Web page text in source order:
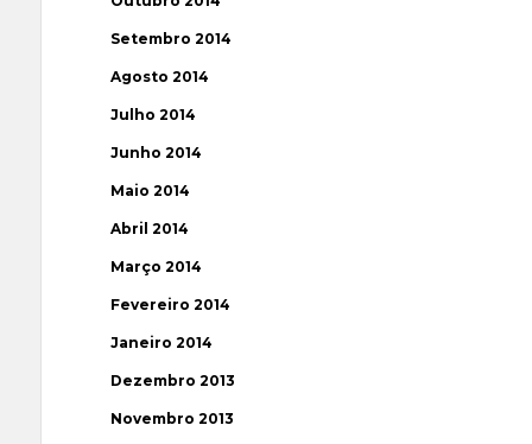
Setembro 2014
Agosto 2014
Julho 2014
Junho 2014
Maio 2014
Abril 2014
Março 2014
Fevereiro 2014
Janeiro 2014
Dezembro 2013
Novembro 2013